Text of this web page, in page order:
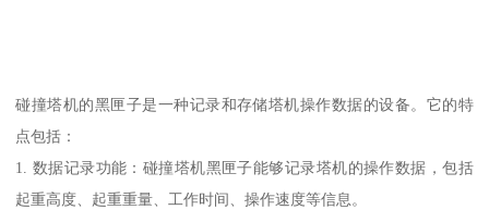
碰撞塔机的黑匣子是一种记录和存储塔机操作数据的设备。它的特
点包括：
1. 数据记录功能：碰撞塔机黑匣子能够记录塔机的操作数据，包括
起重高度、起重重量、工作时间、操作速度等信息。